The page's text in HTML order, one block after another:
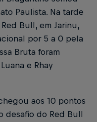
Paulista. Na tarde
Bull, em Jarinu,
por 5 a 0 pela
Bruta foram
e Rhay
aos 10 pontos
desafio do Red Bull